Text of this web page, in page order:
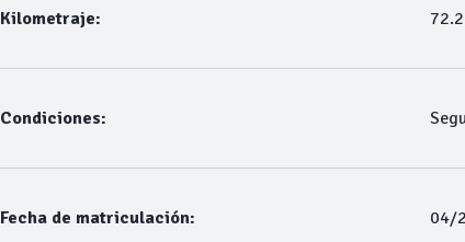
Kilometraje:
Condiciones:
Fecha de matriculación: 04/